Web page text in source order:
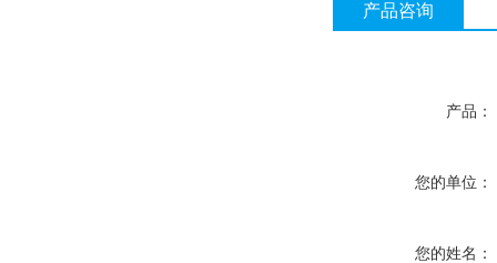
产品咨询
产品：
您的单位：
您的姓名：